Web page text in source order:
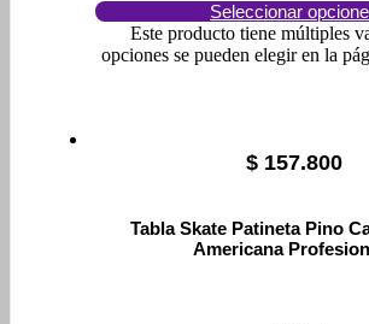
Seleccionar
Este producto tiene múltiples
opciones se pueden elegir en la
$ 157.800
Tabla Skate Patineta Pino
Americana